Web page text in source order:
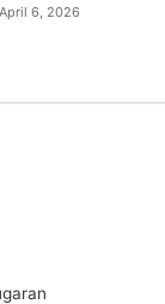
April 6, 2026